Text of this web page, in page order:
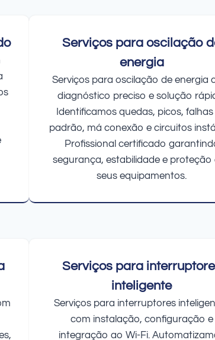
Serviços para oscilação
energia
Serviços para oscilação de energia
diagnóstico preciso e solução
Identificamos quedas, picos, falhas
padrão, má conexão e circuitos
Profissional certificado
segurança, estabilidade e proteção
seus equipamentos.
Serviços para
inteligente
Serviços para interruptores
com instalação, configuração e
integração ao Wi-Fi.